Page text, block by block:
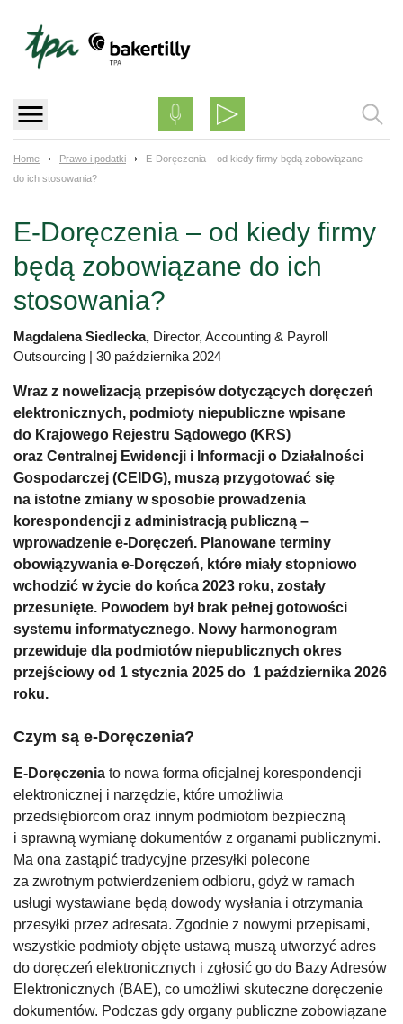
content
Home Prawo i podatki
E-Doręczenia – od kiedy firmy będą zobowiązane
do ich stosowania?
E-Doręczenia – od kiedy firmy
będą zobowiązane do ich
stosowania?
Magdalena Siedlecka, Director, Accounting & Payroll
Outsourcing | 30 października 2024
Wraz z nowelizacją przepisów dotyczących doręczeń
elektronicznych, podmioty niepubliczne wpisane
do Krajowego Rejestru Sądowego (KRS)
oraz Centralnej Ewidencji i Informacji o Działalności
Gospodarczej (CEIDG), muszą przygotować się
na istotne zmiany w sposobie prowadzenia
korespondencji z administracją publiczną –
wprowadzenie e-Doręczeń. Planowane terminy
obowiązywania e-Doręczeń, które miały stopniowo
wchodzić w życie do końca 2023 roku, zostały
przesunięte. Powodem był brak pełnej gotowości
systemu informatycznego. Nowy harmonogram
przewiduje dla podmiotów niepublicznych okres
przejściowy od 1 stycznia 2025 do 1 października 2026
roku.
Czym są e-Doręczenia?
E-Doręczenia to nowa forma oficjalnej korespondencji
elektronicznej i narzędzie, które umożliwia
przedsiębiorcom oraz innym podmiotom bezpieczną
i sprawną wymianę dokumentów z organami publicznymi.
Ma ona zastąpić tradycyjne przesyłki polecone
za zwrotnym potwierdzeniem odbioru, gdyż w ramach
usługi wystawiane będą dowody wysłania i otrzymania
przesyłki przez adresata. Zgodnie z nowymi przepisami,
wszystkie podmioty objęte ustawą muszą utworzyć adres
do doręczeń elektronicznych i zgłosić go do Bazy Adresów
Elektronicznych (BAE), co umożliwi skuteczne doręczenie
dokumentów. Podczas gdy organy publiczne zobowiązane